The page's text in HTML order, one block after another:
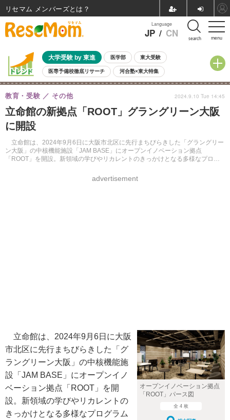
menu
Language
JP / CN search
大学受験 by 東進 医学部 東大受験
医専予備校徹底リサーチ 河合塾×東大特集
親子で考える大学選び 高校受験 中学受験 小学校受験
共通テスト 夏休み
8月開催イベント・WS 全国公立高校 過去問 人気記事
自由研究教材（小学生向け）
立命館の新拠点「ROOT」グラングリーン大阪
に開設
立命館は、2024年9月6日に大阪市北区に先行まちびらきした「グラングリー
ン大阪」の中核機能施設「JAM BASE」にオープンイノベーション拠点
「ROOT」を開設。新領域の学びやリカレントのきっかけとなる多様なプログ
教育・受験 その他
advertisement
2024.9.10 Tue 14:45
オープンイノベーション拠点
「ROOT」パース図
全 4 枚
立命館は、2024年9月6日に大阪
市北区に先行まちびらきした「グ
ラングリーン大阪」の中核機能施
設「JAM BASE」にオープンイノ
ベーション拠点「ROOT」を開
設。新領域の学びやリカレントの
きっかけとなる多様なプログラム
リセマム メンバーズ